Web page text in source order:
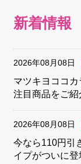
新着情報
2026年08月08日
マツキヨココ
注目商品をご紹
2026年08月08日
今なら110円引
イプがついに登